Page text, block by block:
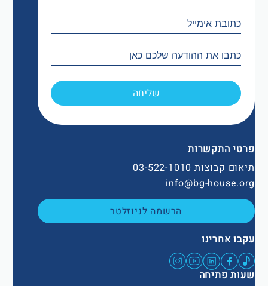
שליחה
פרטי התקשרות
תיאום קבוצות 03-522-1010
info@bg-house.org
הרשמה לניוזלטר
עקבו אחרינו
שעות פתיחה